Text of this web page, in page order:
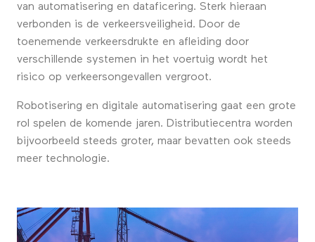
van automatisering en dataficering. Sterk hieraan
verbonden is de verkeersveiligheid. Door de
toenemende verkeersdrukte en afleiding door
verschillende systemen in het voertuig wordt het
risico op verkeersongevallen vergroot.
Robotisering en digitale automatisering gaat een grote
rol spelen de komende jaren. Distributiecentra worden
bijvoorbeeld steeds groter, maar bevatten ook steeds
meer technologie.